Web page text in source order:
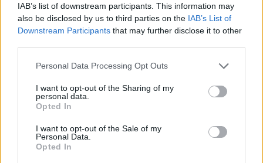
IAB’s list of downstream participants. This information may
also be disclosed by us to third parties on the IAB’s List of
Downstream Participants that may further disclose it to other
Please note that this website/app uses one or more Google
not limited to your visit or usage behaviour. You may click to
grant or deny consent to Google and its third-party tags to
use your data for below specified purposes in below Google
consent section.
Personal Data Processing Opt Outs
I want to opt-out of the Sharing of my
personal data.
Opted In
I want to opt-out of the Sale of my
Personal Data.
Opted In